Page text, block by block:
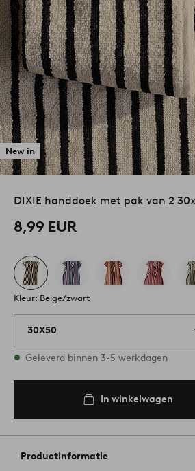
New in
DIXIE handdoek met pak van 2
8,99 EUR
Kleur: Beige/zwart
30X50
Op voorraad
Geleverd binnen 3-5 werkdagen
In winkelwagen
Productinformatie